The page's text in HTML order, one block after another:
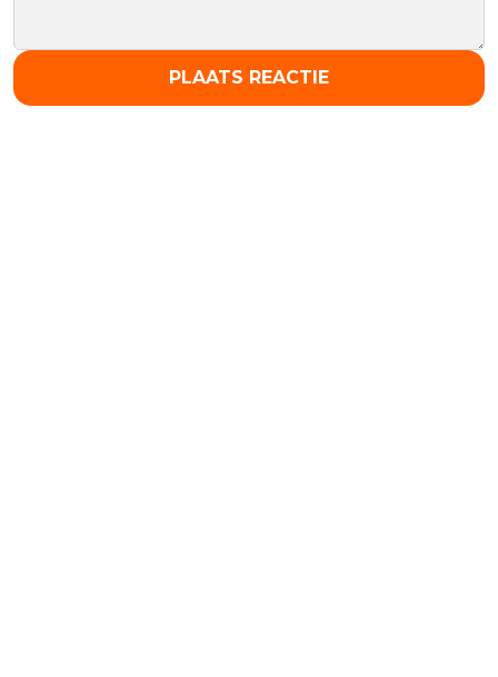
PLAATS REACTIE